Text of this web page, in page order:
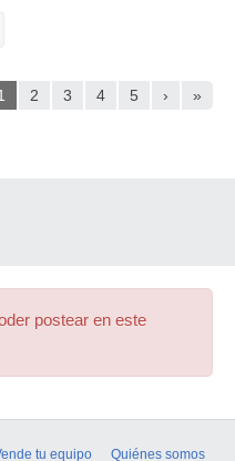
2 3 4 5 › »
postear en este
tu equipo Quiénes somos